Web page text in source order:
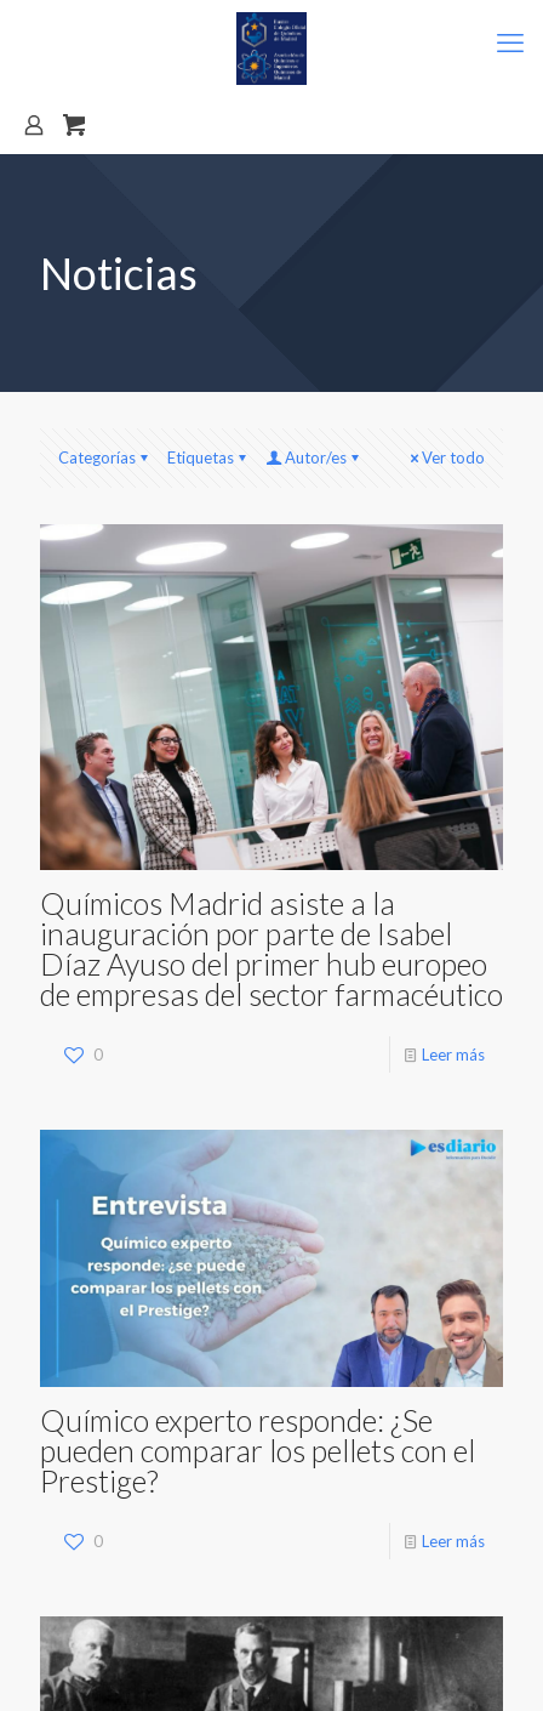
Noticias
Categorías Etiquetas Autor/es Ver todo
Químicos Madrid asiste a la
inauguración por parte de Isabel
Díaz Ayuso del primer hub europeo
de empresas del sector farmacéutico
0 Leer más
Químico experto responde: ¿Se
pueden comparar los pellets con el
Prestige?
0 Leer más